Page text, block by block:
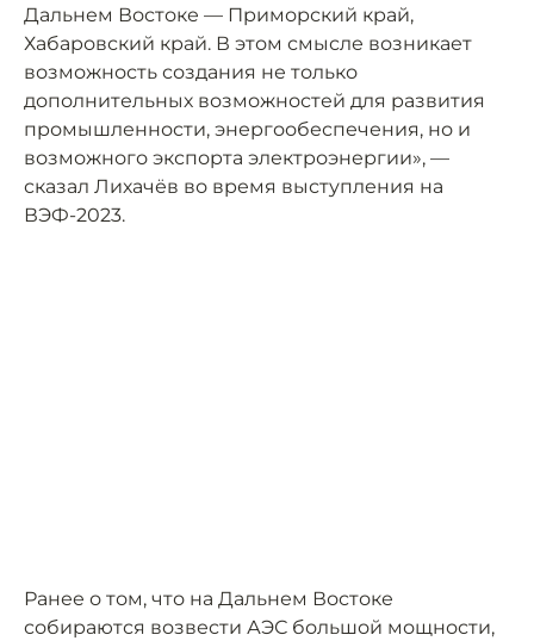
Дальнем Востоке — Приморский край,
Хабаровский край. В этом смысле возникает
возможность создания не только
дополнительных возможностей для развития
промышленности, энергообеспечения, но и
возможного экспорта электроэнергии», —
сказал Лихачёв во время выступления на
ВЭФ-2023.
Ранее о том, что на Дальнем Востоке
собираются возвести АЭС большой мощности,